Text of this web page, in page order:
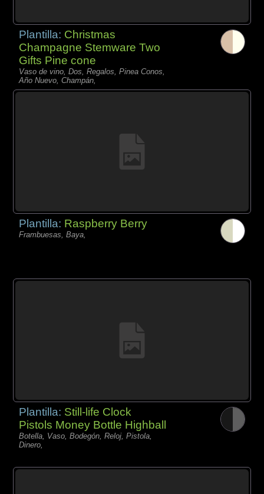
Plantilla: Christmas
Champagne Stemware Two
Gifts Pine cone
Vaso de vino, Dos, Regalos, Pinea Conos,
Año Nuevo, Champán,
Plantilla: Raspberry Berry
Frambuesas, Baya,
Plantilla: Still-life Clock
Pistols Money Bottle Highball
Botella, Vaso, Bodegón, Reloj, Pistola,
Dinero,